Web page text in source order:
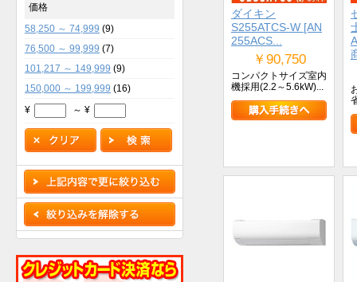
ダイキン
S255ATCS-W [AN
255ACS...
￥90,750
コンパクトサイズ室内
機採用(2.2～5.6kW)...
価格
58,250 ～ 74,999 (9)
76,500 ～ 99,999 (7)
101,217 ～ 149,999 (9)
150,000 ～ 199,999 (16)
¥
～ ¥